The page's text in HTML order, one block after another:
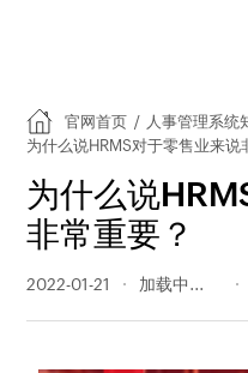
官网首页 / 人事管理系统
为什么说HRMS对于零售业来说
为什么说
非常重要？
2022-01-21 305 阅读量